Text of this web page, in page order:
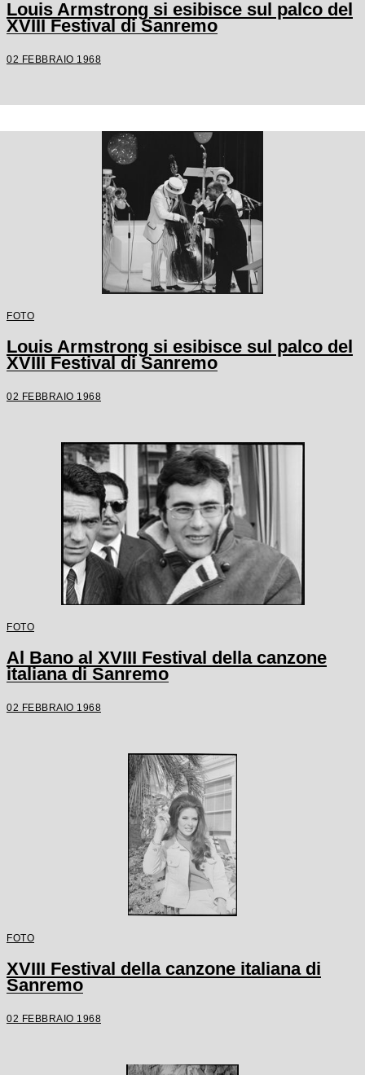
Louis Armstrong si esibisce sul palco del
XVIII Festival di Sanremo
02 FEBBRAIO 1968
FOTO
Louis Armstrong si esibisce sul palco del
XVIII Festival di Sanremo
02 FEBBRAIO 1968
FOTO
Al Bano al XVIII Festival della canzone
italiana di Sanremo
02 FEBBRAIO 1968
FOTO
XVIII Festival della canzone italiana di
Sanremo
02 FEBBRAIO 1968